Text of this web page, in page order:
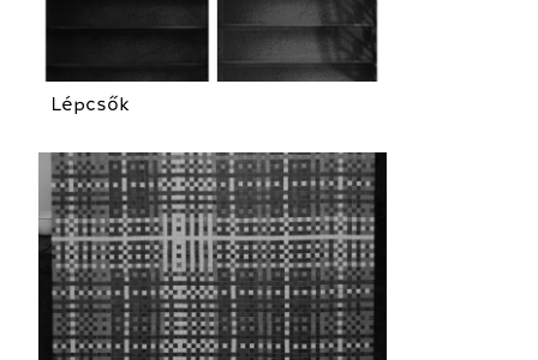
Lépcsők